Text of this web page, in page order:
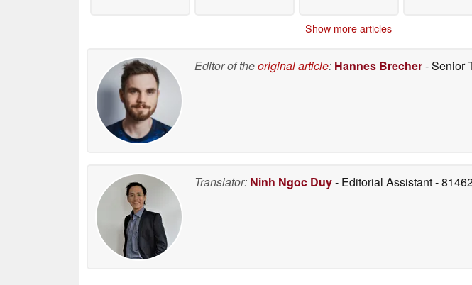
Show more articles
Editor of theoriginal article: Hannes Brecher- Senior
Translator: Ninh Ngoc Duy- Editorial Assistant-